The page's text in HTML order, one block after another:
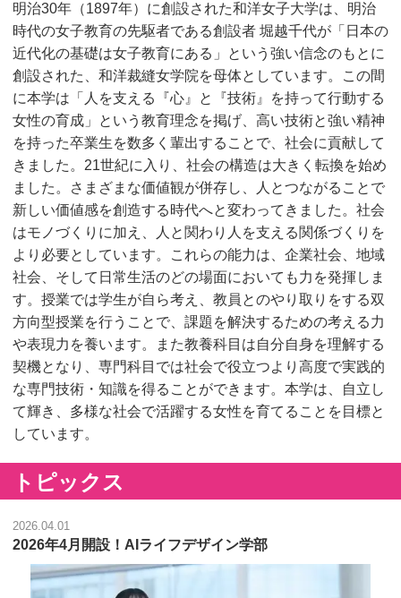
明治30年（1897年）に創設された和洋女子大学は、明治
時代の女子教育の先駆者である創設者 堀越千代が「日本の
近代化の基礎は女子教育にある」という強い信念のもとに
創設された、和洋裁縫女学院を母体としています。この間
に本学は「人を支える『心』と『技術』を持って行動する
女性の育成」という教育理念を掲げ、高い技術と強い精神
を持った卒業生を数多く輩出することで、社会に貢献して
きました。21世紀に入り、社会の構造は大きく転換を始め
ました。さまざまな価値観が併存し、人とつながることで
新しい価値感を創造する時代へと変わってきました。社会
はモノづくりに加え、人と関わり人を支える関係づくりを
より必要としています。これらの能力は、企業社会、地域
社会、そして日常生活のどの場面においても力を発揮しま
す。授業では学生が自ら考え、教員とのやり取りをする双
方向型授業を行うことで、課題を解決するための考える力
や表現力を養います。また教養科目は自分自身を理解する
契機となり、専門科目では社会で役立つより高度で実践的
な専門技術・知識を得ることができます。本学は、自立し
て輝き、多様な社会で活躍する女性を育てることを目標と
しています。
トピックス
2026.04.01
2026年4月開設！AIライフデザイン学部